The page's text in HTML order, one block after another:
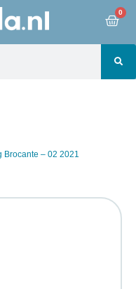
0
Brocante – 02 2021